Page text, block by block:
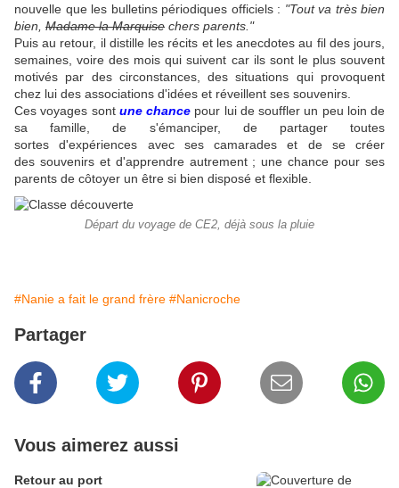
nouvelle que les bulletins périodiques officiels : "Tout va très bien
bien, Madame la Marquise chers parents."
Puis au retour, il distille les récits et les anecdotes au fil des jours,
semaines, voire des mois qui suivent car ils sont le plus souvent
motivés par des circonstances, des situations qui provoquent
chez lui des associations d'idées et réveillent ses souvenirs.
Ces voyages sont une chance pour lui de souffler un peu loin de
sa famille, de s'émanciper, de partager toutes
sortes d'expériences avec ses camarades et de se créer
des souvenirs et d'apprendre autrement ; une chance pour ses
parents de côtoyer un être si bien disposé et flexible.
Départ du voyage de CE2, déjà sous la pluie
#Nanie a fait le grand frère #Nanicroche
Partager
Vous aimerez aussi
Retour au port